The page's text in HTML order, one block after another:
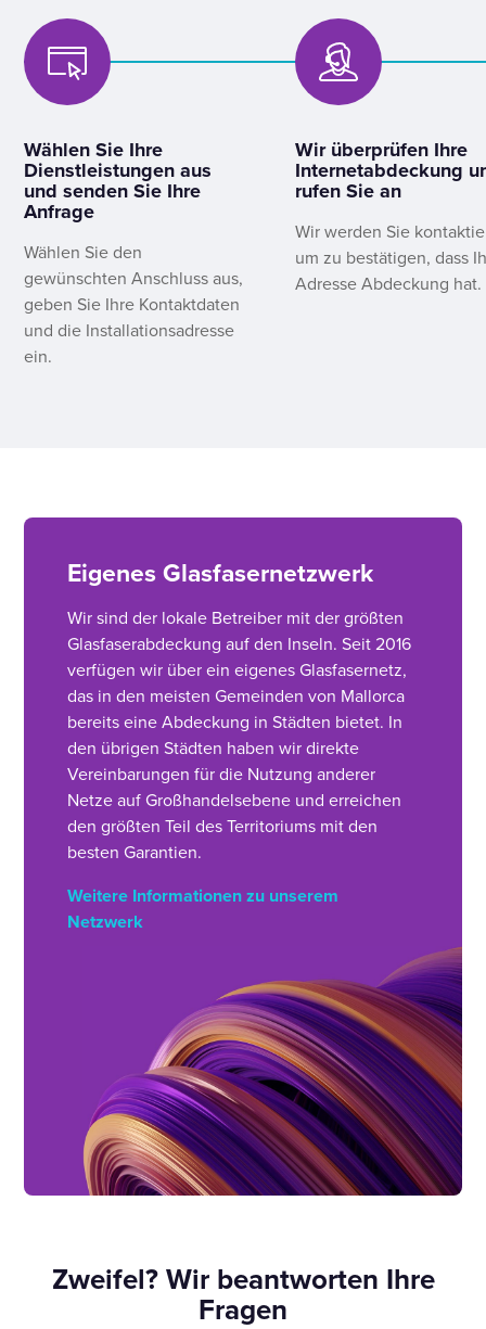
Wählen Sie Ihre
Dienstleistungen aus
und senden Sie Ihre
Anfrage
Wählen Sie den
gewünschten Anschluss aus,
geben Sie Ihre Kontaktdaten
und die Installationsadresse
ein.
Wir überprüfen Ihre
Internetabdeckung
rufen Sie an
Wir werden Sie
um zu bestätigen, dass
Adresse Abdeckung hat.
Eigenes Glasfasernetzwerk
Wir sind der lokale Betreiber mit der größten
Glasfaserabdeckung auf den Inseln. Seit 2016
verfügen wir über ein eigenes Glasfasernetz,
das in den meisten Gemeinden von Mallorca
bereits eine Abdeckung in Städten bietet. In
den übrigen Städten haben wir direkte
Vereinbarungen für die Nutzung anderer
Netze auf Großhandelsebene und erreichen
den größten Teil des Territoriums mit den
besten Garantien.
Weitere Informationen zu unserem
Netzwerk
Zweifel? Wir beantworten Ihre
Fragen